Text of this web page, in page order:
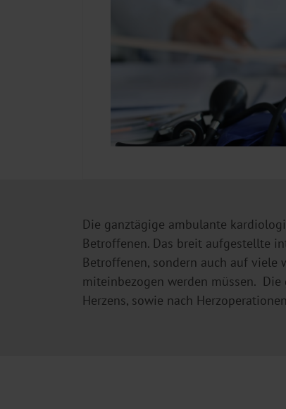
Die ganztägige ambulante
Betroffenen. Das breit aufgestellte
Betroffenen, sondern auch auf
miteinbezogen werden müssen.
Herzens, sowie nach